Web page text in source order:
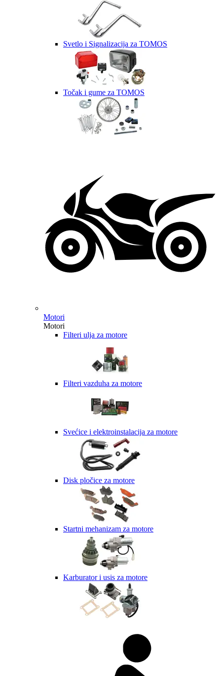
Svetlo i Signalizacija za TOMOS
Točak i gume za TOMOS
Motori
Motori
Filteri ulja za motore
Filteri vazduha za motore
Svećice i elektroinstalacija za motore
Disk pločice za motore
Startni mehanizam za motore
Karburator i usis za motore